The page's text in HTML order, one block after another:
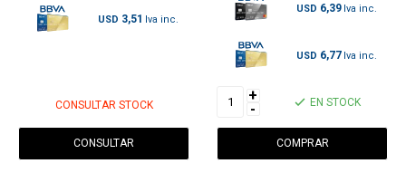
USD 3,51
CONSULTAR STOCK
CONSULTAR
USD 6,39
USD 6,77
+
- EN STOCK